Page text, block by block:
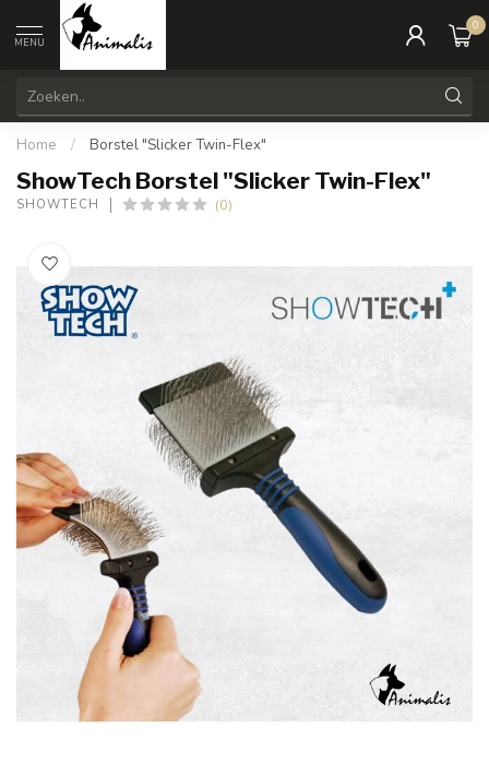
MENU
0
Home / Borstel "Slicker Twin-Flex"
ShowTech Borstel "Slicker Twin-Flex"
SHOWTECH (0)